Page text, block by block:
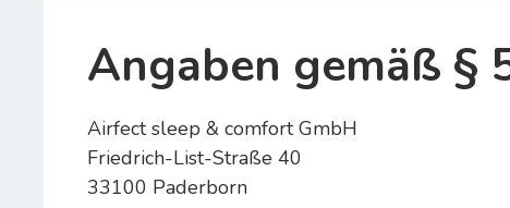
Angaben gemäß §
Airfect sleep & comfort GmbH
Friedrich-List-Straße 40
33100 Paderborn